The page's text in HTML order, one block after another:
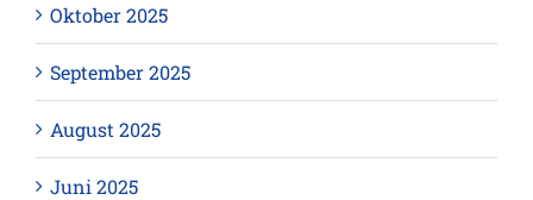
Oktober 2025
September 2025
August 2025
Juni 2025